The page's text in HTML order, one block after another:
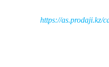
https://as.prodaji.kz/